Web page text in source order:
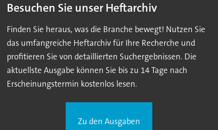
Besuchen Sie unser Heftarchiv
Finden Sie heraus, was die Branche bewegt! Nutzen Sie
das umfangreiche Heftarchiv für Ihre Recherche und
profitieren Sie von detaillierten Suchergebnissen. Die
aktuellste Ausgabe können Sie bis zu 14 Tage nach
Erscheinungstermin kostenlos lesen.
Zu den Ausgaben